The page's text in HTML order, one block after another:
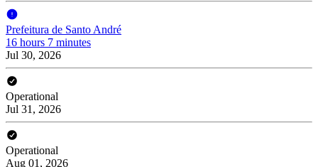
Prefeitura de Santo André
16 hours 7 minutes
Jul 30, 2026
Operational
Jul 31, 2026
Operational
Aug 01, 2026